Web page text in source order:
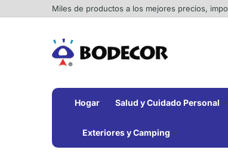
Miles de productos a los mejores precios,
Hogar Salud y Cuidado Personal
Exteriores y Camping